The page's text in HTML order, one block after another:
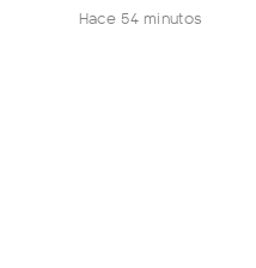
Hace 54 minutos